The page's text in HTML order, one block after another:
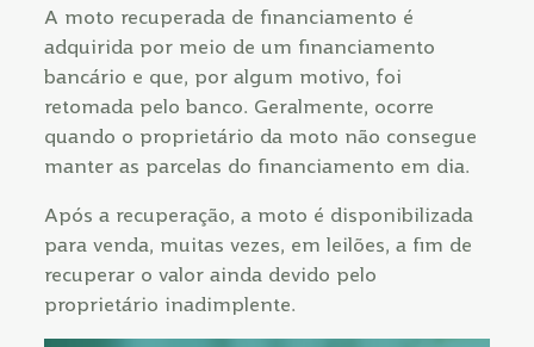
A moto recuperada de financiamento é
adquirida por meio de um financiamento
bancário e que, por algum motivo, foi
retomada pelo banco. Geralmente, ocorre
quando o proprietário da moto não consegue
manter as parcelas do financiamento em dia.
Após a recuperação, a moto é disponibilizada
para venda, muitas vezes, em leilões, a fim de
recuperar o valor ainda devido pelo
proprietário inadimplente.